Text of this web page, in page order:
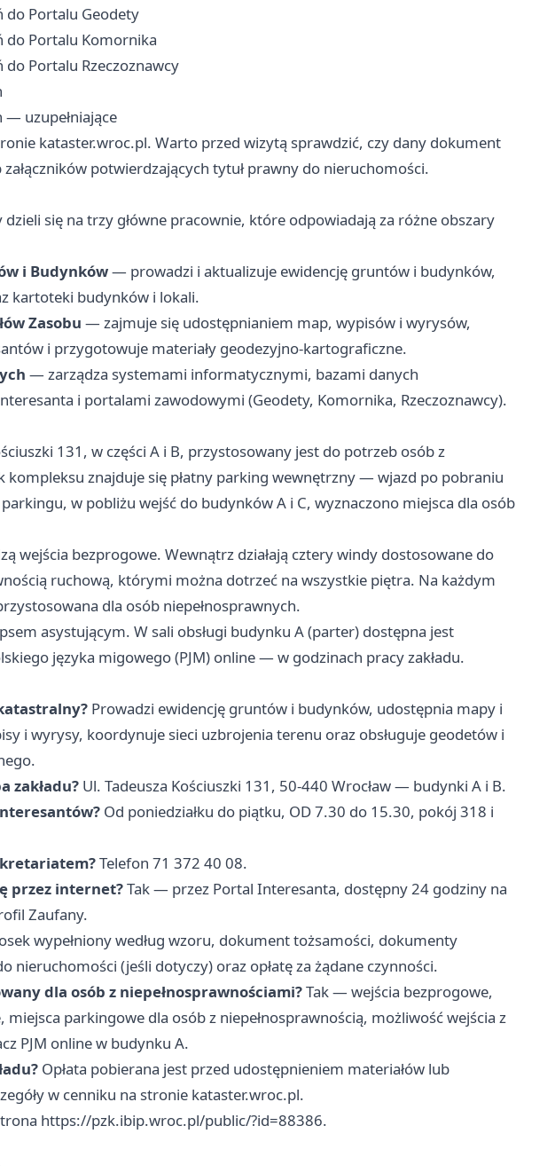
do Portalu Geodety
do Portalu Komornika
Portalu Rzeczoznawcy
— uzupełniające
kataster.wroc.pl. Warto przed wizytą sprawdzić, czy dany dokument
potwierdzających tytuł prawny do nieruchomości.
dzieli się na trzy główne pracownie, które odpowiadają za różne obszary
i Budynków— prowadzi i aktualizuje ewidencję gruntów i budynków,
kartoteki budynków i lokali.
Zasobu — zajmuje się udostępnianiem map, wypisów i wyrysów,
i przygotowuje materiały geodezyjno-kartograficzne.
— zarządza systemami informatycznymi, bazami danych
i portalami zawodowymi (Geodety, Komornika, Rzeczoznawcy).
131, w części A i B, przystosowany jest do potrzeb osób z
kompleksu znajduje się płatny parking wewnętrzny — wjazd po pobraniu
w pobliżu wejść do budynków A i C, wyznaczono miejsca dla osób
wejścia bezprogowe. Wewnątrz działają cztery windy dostosowane do
ruchową, którymi można dotrzeć na wszystkie piętra. Na każdym
dla osób niepełnosprawnych.
asystującym. W sali obsługi budynku A (parter) dostępna jest
języka migowego (PJM) online — w godzinach pracy zakładu.
Prowadzi ewidencję gruntów i budynków, udostępnia mapy i
i wyrysy, koordynuje sieci uzbrojenia terenu oraz obsługuje geodetów i
zakładu? Ul. Tadeusza Kościuszki 131, 50-440 Wrocław — budynki A i B.
Od poniedziałku do piątku, OD 7.30 do 15.30, pokój 318 i
Telefon 71 372 40 08.
przez internet?Tak — przez Portal Interesanta, dostępny 24 godziny na
Zaufany.
wypełniony według wzoru, dokument tożsamości, dokumenty
nieruchomości (jeśli dotyczy) oraz opłatę za żądane czynności.
dla osób z niepełnosprawnościami?Tak — wejścia bezprogowe,
parkingowe dla osób z niepełnosprawnością, możliwość wejścia z
PJM online w budynku A.
Opłata pobierana jest przed udostępnieniem materiałów lub
w cenniku na stronie kataster.wroc.pl.
https://pzk.ibip.wroc.pl/public/?id=88386.